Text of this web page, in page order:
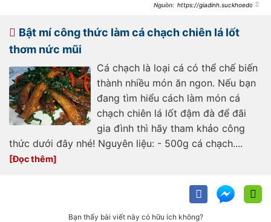
https://giadinh.suckhoedoiso
khien-van-nguoi-me-
172250630163517303.htm
Bật mí công thức làm cá chạch chiên lá lốt
thơm nức mũi
Cá chạch là loại cá có thể chế biến
thành nhiều món ăn ngon. Nếu bạn
đang tìm hiểu cách làm món cá
chạch chiên lá lốt đậm đà để đãi
gia đình thì hãy tham khảo công
thức dưới đây nhé! Nguyên liệu: - 500g cá chạch....
Bạn thấy bài viết này có hữu ích không?